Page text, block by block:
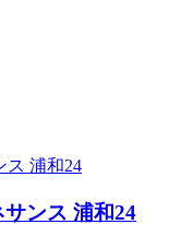
ンス 浦和24